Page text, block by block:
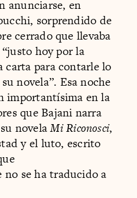
anunciarse, en
sorprendido de
cerrado que llevaba
hoy por la
carta para contarle lo
novela”. Esa noche
importantísima en la
que Bajani narra
novelaMi Riconosci,
y el luto, escrito
se ha traducido a